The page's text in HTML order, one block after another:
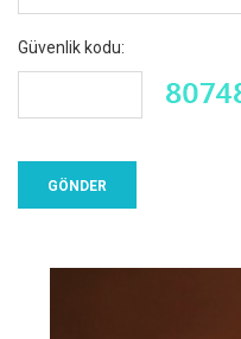
Güvenlik kodu: